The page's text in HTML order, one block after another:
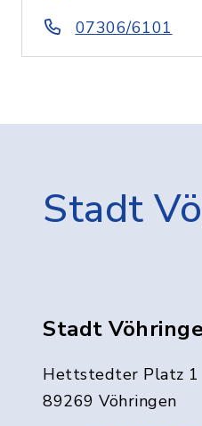
07306/6101
Stadt
Stadt
Hettstedter Platz 1
89269 Vöhringen